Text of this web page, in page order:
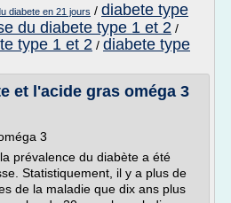
diabete en 21 jours / diabete type
du diabete type 1 et 2 /
type 1 et 2 / diabete type
et l'acide gras oméga 3
3
prévalence du diabète a été
Statistiquement, il y a plus de
de la maladie que dix ans plus